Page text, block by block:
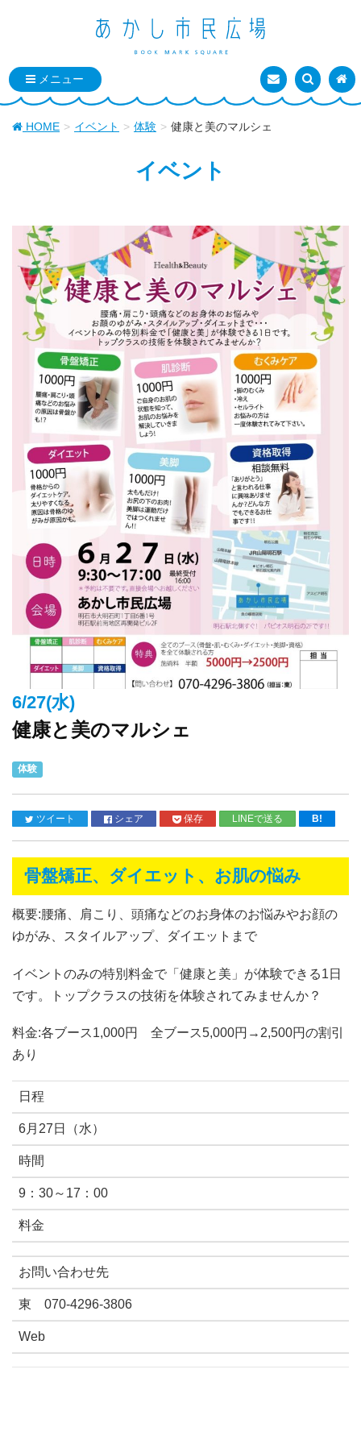
お問い合わせ
検索を表
ト
HOME イベント 体験 健康と美のマルシェ
イベント
6/27(水)
健康と美のマルシェ
体験
ツイート シェア 保存 LINEで送る B!
骨盤矯正、ダイエット、お肌の悩み
概要:腰痛、肩こり、頭痛などのお身体のお悩みやお顔の
ゆがみ、スタイルアップ、ダイエットまで
イベントのみの特別料金で「健康と美」が体験できる1日
です。トップクラスの技術を体験されてみませんか？
料金:各ブース1,000円 全ブース5,000円→2,500円の割引
あり
日程
6月27日（水）
時間
9：30～17：00
料金
お問い合わせ先
東 070-4296-3806
Web